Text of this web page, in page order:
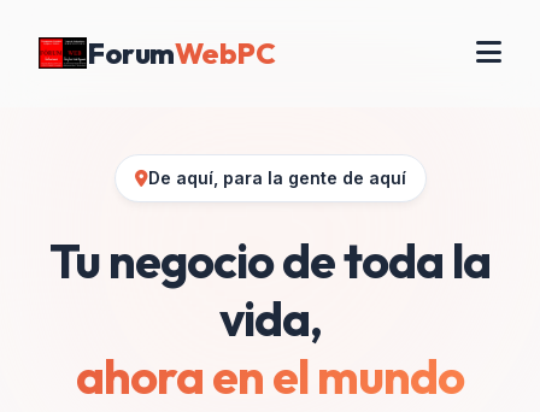
ForumWebPC
De aquí, para la gente de aquí
Tu negocio de toda la
vida,
ahora en el mundo